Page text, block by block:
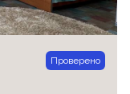
Проверено